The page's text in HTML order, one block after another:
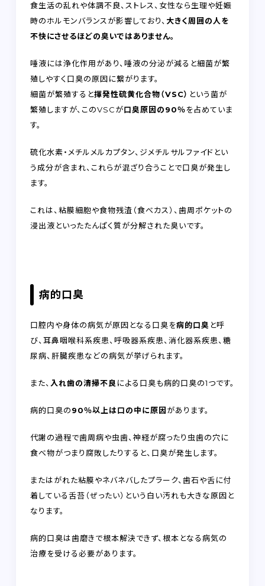
食生活の乱れや体調不良、ストレス、女性なら生理や妊娠
時のホルモンバランスが影響しており、 大きく周囲の人を
不快にさせるほどの臭いではありません。
唾液には浄化作用があり、唾液の分泌が減ると細菌が繁
殖しやすく口臭の原因に繋がります。
細菌が繁殖すると揮発性硫黄化合物（VSC） という菌が
繁殖しますが、このVSCが口臭原因の90％を占めていま
す。
硫化水素・メチルメルカプタン、ジメチルサルファイドとい
う成分が含まれ、これらが混ざり合うことで口臭が発生し
ます。
これは、粘膜細胞や食物残渣（食べカス）、歯周ポケットの
浸出液といったたんぱく質が分解された臭いです。
病的口臭
口腔内や身体の病気が原因となる口臭を病的口臭 と呼
び、耳鼻咽喉科系疾患、呼吸器系疾患、消化器系疾患、糖
尿病、肝臓疾患などの病気が挙げられます。
また、入れ歯の清掃不良による口臭も病的口臭の1つです。
病的口臭の90％以上は口の中に原因 があります。
代謝の過程で歯周病や虫歯、神経が腐ったり虫歯の穴に
食べ物がつまり腐敗したりすると、口臭が発生します。
またはがれた粘膜やネバネバしたプラーク、歯石や舌に付
着している舌苔（ぜったい）という白い汚れも大きな原因と
なります。
病的口臭は歯磨きで根本解決できず、根本となる病気の
治療を受ける必要があります。